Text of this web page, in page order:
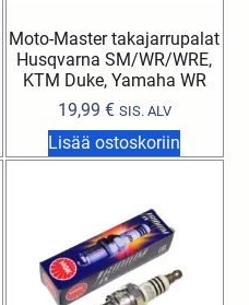
Moto-Master takajarrupalat
Husqvarna SM/WR/WRE,
KTM Duke, Yamaha WR
19,99 € SIS. ALV
Lisää ostoskoriin